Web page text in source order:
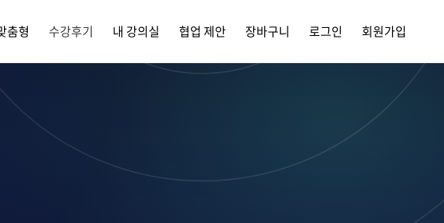
춤형 수강후기 내 강의실 협업 제안 장바구니 로그인 회원가입